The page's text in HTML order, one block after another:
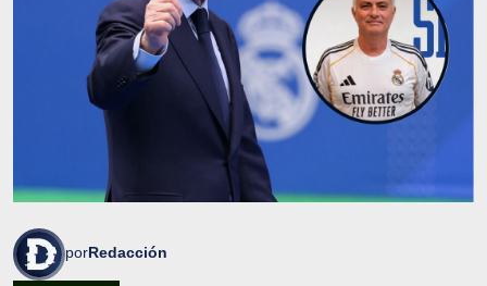
porRedacción